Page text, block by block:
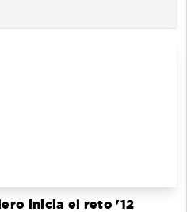
inicia el reto '12